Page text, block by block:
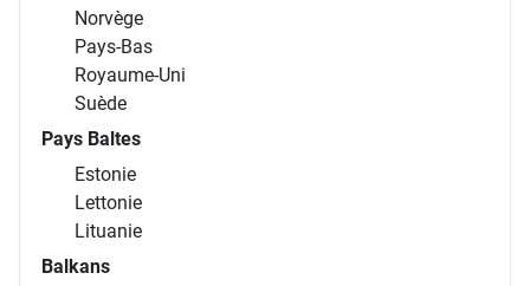
Norvège
Pays-Bas
Royaume-Uni
Suède
Pays Baltes
Estonie
Lettonie
Lituanie
Balkans